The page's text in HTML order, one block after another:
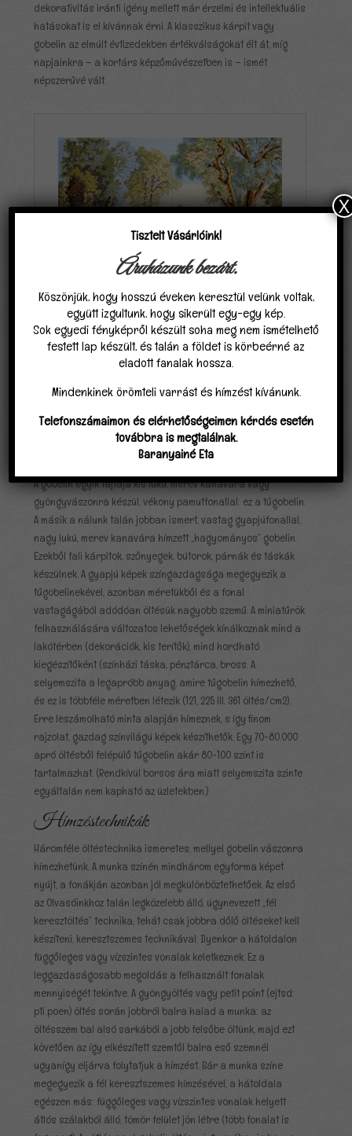
dekorativitás iránti igény mellett már érzelmi és intellektuális
hatásokat is el kívánnak érni. A klasszikus kárpit vagy
gobelin az elmúlt évtizedekben értékválságokat élt át, míg
napjainkra – a kortárs képzőművészetben is – ismét
népszerűvé vált.
A gobelin fajtái
Alapvetően kétféle gobelin létezik, amelyeket a felhasznált –
egymástól. Az előfestett vászon azt jelenti, hogy a kelmefestő,
mint egy festővászonra, felfesti a mintát, így nincs más dolga
a hímzőnek, mint a megfelelő színnel a megfelelő helyre ölteni.
A gobelin egyik fajtája kis lukú, merev kanavára vagy
gyöngyvászonra készül, vékony pamutfonallal: ez a tűgobelin.
A másik a nálunk talán jobban ismert, vastag gyapjúfonallal,
nagy lukú, merev kanavára hímzett „hagyományos” gobelin.
Ezekből fali kárpitok, szőnyegek, bútorok, párnák és táskák
készülnek. A gyapjú képek színgazdagsága megegyezik a
tűgobelinekével, azonban méretükből és a fonal
vastagágából adódóan öltésük nagyobb szemű. A miniatűrök
felhasználására változatos lehetőségek kínálkoznak mind a
lakótérben (dekorációk, kis terítők), mind hordható
kiegészítőként (színházi táska, pénztárca, bross. A
selyemszita a legapróbb anyag, amire tűgobelin hímezhető,
és ez is többféle méretben létezik (121, 225 ill. 361 öltés/cm2).
Erre leszámolható minta alapján hímeznek, s így finom
rajzolat, gazdag színvilágú képek készíthetők. Egy 70-80.000
apró öltésből felépülő tűgobelin akár 80-100 színt is
tartalmazhat. (Rendkívül borsos ára miatt selyemszita szinte
egyáltalán nem kapható az üzletekben.)
Hímzéstechnikák
Háromféle öltéstechnika ismeretes, mellyel gobelin vászonra
hímezhetünk. A munka színén mindhárom egyforma képet
nyújt, a fonákján azonban jól megkülönböztethetőek. Az első
az Olvasóinkhoz talán legközelebb álló, úgynevezett „fél
keresztöltés” technika, tehát csak jobbra dőlő öltéseket kell
készíteni, keresztszemes technikával. Ilyenkor a hátoldalon
függőleges vagy vízszintes vonalak keletkeznek. Ez a
leggazdaságosabb megoldás a felhasznált fonalak
mennyiségét tekintve. A gyöngyöltés vagy petit point (ejtsd:
pti poen) öltés során jobbról balra halad a munka: az
öltésszem bal alsó sarkából a jobb felsőbe öltünk, majd ezt
követően az így elkészített szemtől balra eső szemnél
ugyanígy eljárva folytatjuk a hímzést. Bár a munka színe
megegyezik a fél keresztszemes hímzésével, a hátoldala
egészen más: függőleges vagy vízszintes vonalak helyett
átlós szálakból álló, tömör felület jön létre (több fonalat is
Tisztelt Vásárlóink!
Áruházunk bezárt.
Köszönjük, hogy hosszú éveken keresztül velünk voltak,
együtt izgultunk, hogy sikerült egy-egy kép.
Sok egyedi fényképről készült soha meg nem ismételhető
festett lap készült, és talán a földet is körbeérné az
eladott fanalak hossza.
Mindenkinek örömteli varrást és hímzést kívánunk.
Telefonszámaimon és elérhetőségeimen kérdés esetén
továbbra is megtalálnak.
Baranyainé Eta
X